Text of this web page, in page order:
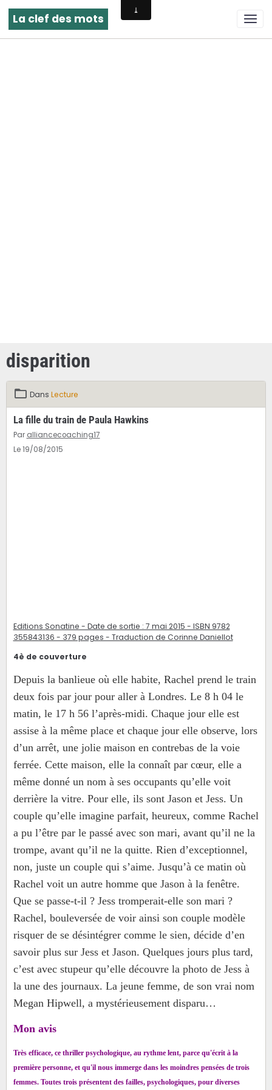
La clef des mots
disparition
Dans Lecture
La fille du train de Paula Hawkins
Par alliancecoaching17
Le 19/08/2015
Editions Sonatine - Date de sortie : 7 mai 2015 - ISBN 9782
355843136 - 379 pages - Traduction de Corinne Daniellot
4è de couverture
Depuis la banlieue où elle habite, Rachel prend le train
deux fois par jour pour aller à Londres. Le 8 h 04 le
matin, le 17 h 56 l’après-midi. Chaque jour elle est
assise à la même place et chaque jour elle observe, lors
d’un arrêt, une jolie maison en contrebas de la voie
ferrée. Cette maison, elle la connaît par cœur, elle a
même donné un nom à ses occupants qu’elle voit
derrière la vitre. Pour elle, ils sont Jason et Jess. Un
couple qu’elle imagine parfait, heureux, comme Rachel
a pu l’être par le passé avec son mari, avant qu’il ne la
trompe, avant qu’il ne la quitte. Rien d’exceptionnel,
non, juste un couple qui s’aime. Jusqu’à ce matin où
Rachel voit un autre homme que Jason à la fenêtre.
Que se passe-t-il ? Jess tromperait-elle son mari ?
Rachel, bouleversée de voir ainsi son couple modèle
risquer de se désintégrer comme le sien, décide d’en
savoir plus sur Jess et Jason. Quelques jours plus tard,
c’est avec stupeur qu’elle découvre la photo de Jess à
la une des journaux. La jeune femme, de son vrai nom
Megan Hipwell, a mystérieusement disparu…
Mon avis
Très efficace, ce thriller psychologique, au rythme lent, parce qu'écrit à la
première personne, et qu'il nous immerge dans les moindres pensées de trois
femmes. Toutes trois présentent des failles, psychologiques, pour diverses